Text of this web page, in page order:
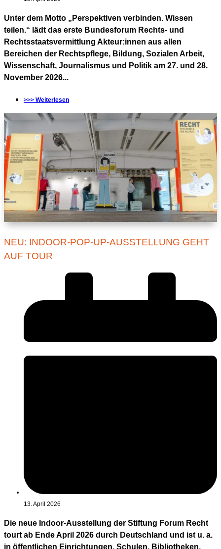
Unter dem Motto „Perspektiven verbinden. Wissen
teilen.“ lädt das erste Bundesforum Rechts- und
Rechtsstaatsvermittlung Akteur:innen aus allen
Bereichen der Rechtspflege, Bildung, Sozialen Arbeit,
Wissenschaft, Journalismus und Politik am 27. und 28.
November 2026...
>>> Weiterlesen
NEU: INDOOR-POP-UP-AUSSTELLUNG GEHT
AUF TOUR
13. April 2026
Die neue Indoor-Ausstellung der Stiftung Forum Recht
tourt ab Ende April 2026 durch Deutschland und ist u. a.
in öffentlichen Einrichtungen, Schulen, Bibliotheken,